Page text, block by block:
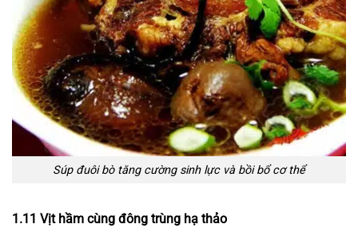
Súp đuôi bò tăng cường sinh lực và bồi bổ cơ thể
1.11 Vịt hầm cùng đông trùng hạ thảo